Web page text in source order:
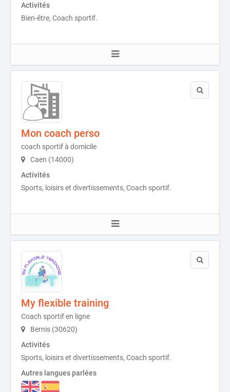
Activités
Bien-être, Coach sportif.
Mon coach perso
coach sportif à domicile
Caen (14000)
Activités
Sports, loisirs et divertissements, Coach sportif.
My flexible training
Coach sportif en ligne
Bernis (30620)
Activités
Sports, loisirs et divertissements, Coach sportif.
Autres langues parlées